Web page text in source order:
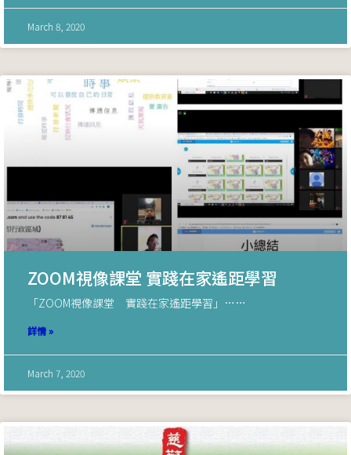
March 8, 2020
ZOOM視像課堂 實踐在家遙距學習
「ZOOM視像課堂 實踐在家遙距學習」……
詳情 »
March 7, 2020